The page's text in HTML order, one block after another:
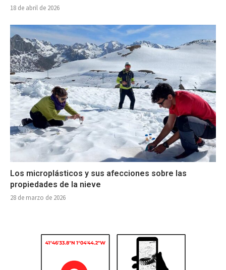
18 de abril de 2026
Los microplásticos y sus afecciones sobre las
propiedades de la nieve
28 de marzo de 2026